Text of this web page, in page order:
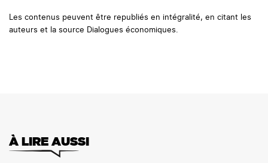
Les contenus peuvent être republiés en intégralité, en citant les
auteurs et la source Dialogues économiques.
À LIRE AUSSI